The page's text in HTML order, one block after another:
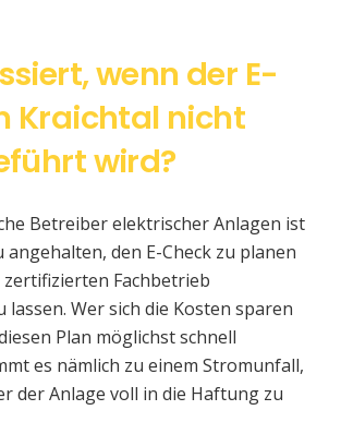
wenn der E-
Kraichtal nicht
wird?
Betreiber elektrischer Anlagen ist
angehalten, den E-Check zu planen
Fachbetrieb
Wer sich die Kosten sparen
Plan möglichst schnell
es nämlich zu einem Stromunfall,
der Anlage voll in die Haftung zu